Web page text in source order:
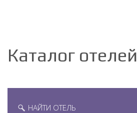
Каталог отелей
НАЙТИ ОТЕЛЬ